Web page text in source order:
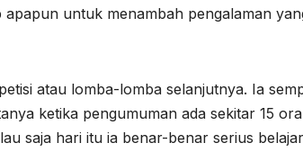
untuk menambah pengalaman
atau lomba-lomba selanjutnya. Ia
ketika pengumuman ada sekitar 15
saja hari itu ia benar-benar serius